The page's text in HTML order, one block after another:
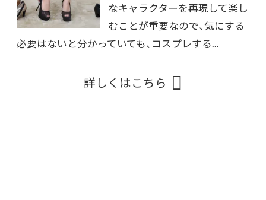
なキャラクターを再現して楽し
むことが重要なので、気にする
必要はないと分かっていても、コスプレする...
詳しくはこちら